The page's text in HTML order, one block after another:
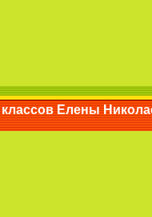
классов Елены